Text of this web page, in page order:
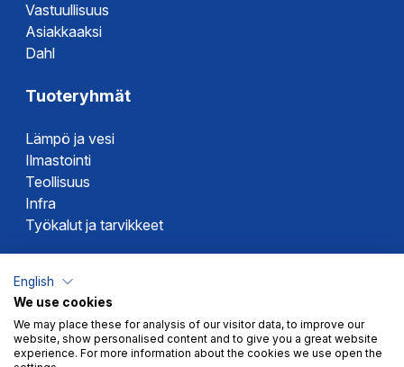
Vastuullisuus
Asiakkaaksi
Dahl
Tuoteryhmät
Lämpö ja vesi
Ilmastointi
Teollisuus
Infra
Työkalut ja tarvikkeet
Altech
Alterna
Novipro
English
We use cookies
We may place these for analysis of our visitor data, to improve our
website, show personalised content and to give you a great website
experience. For more information about the cookies we use open the